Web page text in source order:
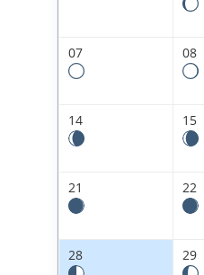
07 08
14 15
21
22
28 29